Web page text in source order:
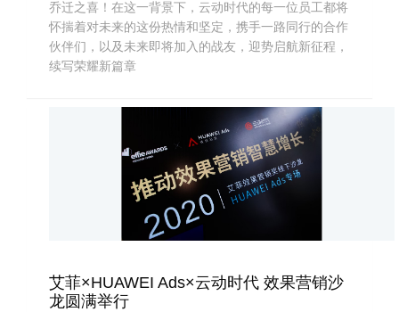
乔迁之喜！在这一背景下，云动时代的每一位员工都将
怀揣着对未来的这份热情和坚定，携手一路同行的合作
伙伴们，以及未来即将加入的战友，迎势启航新征程，
续写荣耀新篇章
艾菲×HUAWEI Ads×云动时代 效果营销沙
龙圆满举行